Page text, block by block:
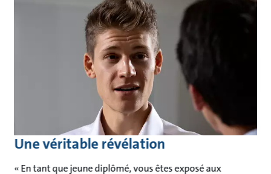
Une véritable révélation
« En tant que jeune diplômé, vous êtes exposé aux